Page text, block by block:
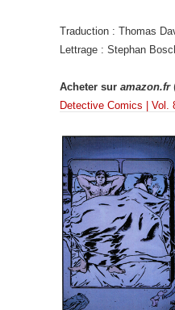
Traduction : Thomas
Lettrage : Stephan
Acheter sur amazon.fr
Detective Comics | Vol.